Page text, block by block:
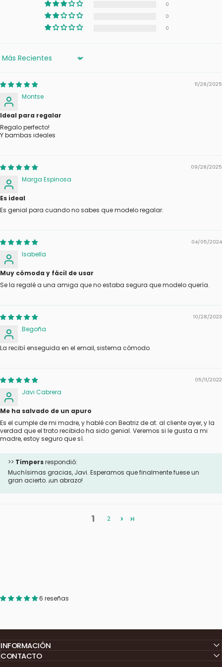
0
0
0
Sort by
11/28/2025
Montse
Ideal para regalar
Regalo perfecto!
Y bambas ideales
09/28/2025
Marga Espinosa
Es ideal
Es genial para cuando no sabes que modelo regalar.
04/05/2024
Isabella
Muy cómoda y fácil de usar
Se la regalé a una amiga que no estaba segura que modelo quería.
10/28/2023
Begoña
La recibí enseguida en el email, sistema cómodo
05/11/2022
Javi Cabrera
Me ha salvado de un apuro
Es el cumple de mi madre, y hablé con Beatriz de at. al cliente ayer, y la
verdad que el trato recibido ha sido genial. Veremos si le gusta a mi
madre, estoy seguro que sí.
>> Timpersrespondió:
Muchísimas gracias, Javi. Esperamos que finalmente fuese un
gran acierto. ¡un abrazo!
1 2
6 reseñas
INFORMACIÓN
CONTACTO